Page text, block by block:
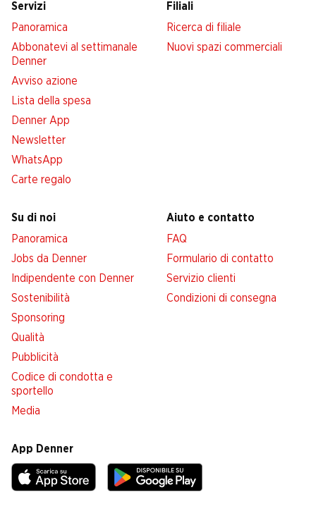
Servizi
Panoramica
Abbonatevi al settimanale
Denner
Avviso azione
Lista della spesa
Denner App
Newsletter
WhatsApp
Carte regalo
Filiali
Ricerca di filiale
Nuovi spazi commerciali
Su di noi
Panoramica
Jobs da Denner
Indipendente con Denner
Sostenibilità
Sponsoring
Qualità
Pubblicità
Codice di condotta e
sportello
Media
Aiuto e contatto
FAQ
Formulario di contatto
Servizio clienti
Condizioni di consegna
App Denner